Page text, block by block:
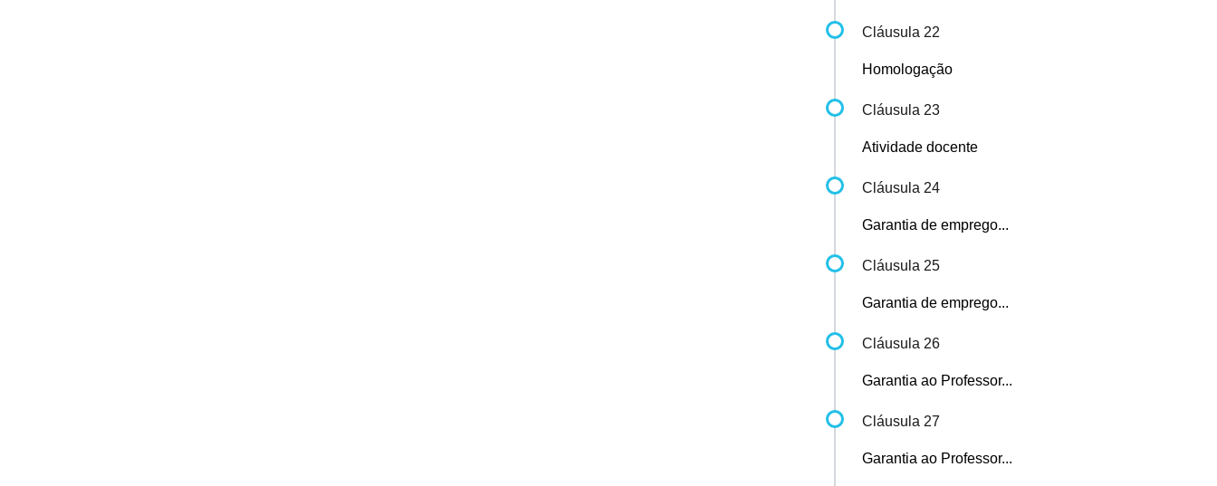
Cláusula 22
Homologação
Cláusula 23
Atividade docente
Cláusula 24
Garantia de emprego...
Cláusula 25
Garantia de emprego...
Cláusula 26
Garantia ao Professor...
Cláusula 27
Garantia ao Professor...